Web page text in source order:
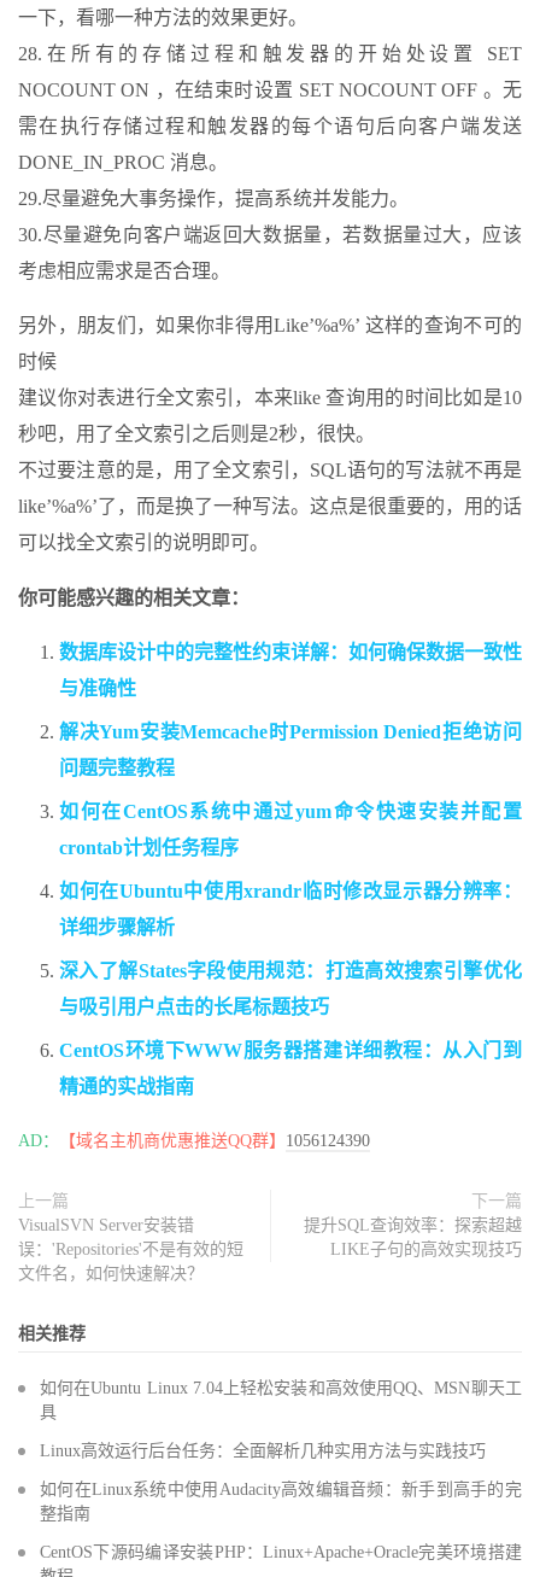
一下，看哪一种方法的效果更好。
28.在所有的存储过程和触发器的开始处设置 SET
NOCOUNT ON ，在结束时设置 SET NOCOUNT OFF 。无
需在执行存储过程和触发器的每个语句后向客户端发送
DONE_IN_PROC 消息。
29.尽量避免大事务操作，提高系统并发能力。
30.尽量避免向客户端返回大数据量，若数据量过大，应该
考虑相应需求是否合理。
另外，朋友们，如果你非得用Like’%a%’ 这样的查询不可的
时候
建议你对表进行全文索引，本来like 查询用的时间比如是10
秒吧，用了全文索引之后则是2秒，很快。
不过要注意的是，用了全文索引，SQL语句的写法就不再是
like’%a%’了，而是换了一种写法。这点是很重要的，用的话
可以找全文索引的说明即可。
你可能感兴趣的相关文章：
数据库设计中的完整性约束详解：如何确保数据一致性
与准确性
解决Yum安装Memcache时Permission Denied拒绝访问
问题完整教程
如何在CentOS系统中通过yum命令快速安装并配置
crontab计划任务程序
如何在Ubuntu中使用xrandr临时修改显示器分辨率：
详细步骤解析
深入了解States字段使用规范：打造高效搜索引擎优化
与吸引用户点击的长尾标题技巧
CentOS环境下WWW服务器搭建详细教程：从入门到
精通的实战指南
AD： 【域名主机商优惠推送QQ群】 1056124390
上一篇
VisualSVN Server安装错
误：'Repositories'不是有效的短
文件名，如何快速解决？
下一篇
提升SQL查询效率：探索超越
LIKE子句的高效实现技巧
相关推荐
如何在Ubuntu Linux 7.04上轻松安装和高效使用QQ、MSN聊天工
具
Linux高效运行后台任务：全面解析几种实用方法与实践技巧
如何在Linux系统中使用Audacity高效编辑音频：新手到高手的完
整指南
CentOS下源码编译安装PHP：Linux+Apache+Oracle完美环境搭建